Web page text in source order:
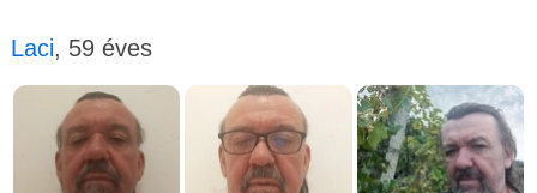
Laci, 59 éves